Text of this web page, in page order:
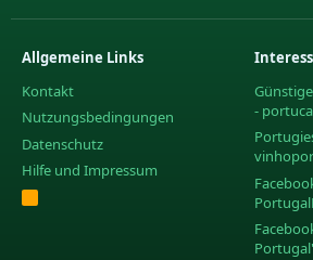
Allgemeine Links
Kontakt
Nutzungsbedingungen
Datenschutz
Hilfe und Impressum
R
S
-